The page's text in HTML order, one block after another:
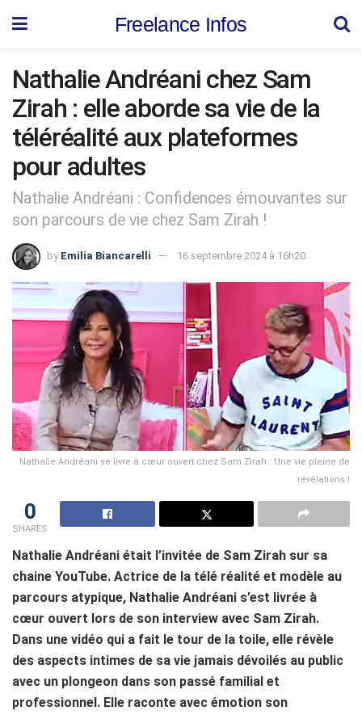
Freelance Infos
Nathalie Andréani chez Sam
Zirah : elle aborde sa vie de la
téléréalité aux plateformes
pour adultes
Nathalie Andréani : Confidences émouvantes sur
son parcours de vie chez Sam Zirah !
by Emilia Biancarelli 16 septembre 2024 à 16h20
Nathalie Andréani se livre à cœur ouvert chez Sam Zirah : Une vie pleine de
révélations !
0
SHARES
Nathalie Andréani était l’invitée de Sam Zirah sur sa
chaine YouTube. Actrice de la télé réalité et modèle au
parcours atypique, Nathalie Andréani s’est livrée à
cœur ouvert lors de son interview avec Sam Zirah.
Dans une vidéo qui a fait le tour de la toile, elle révèle
des aspects intimes de sa vie jamais dévoilés au public
avec un plongeon dans son passé familial et
professionnel. Elle raconte avec émotion son